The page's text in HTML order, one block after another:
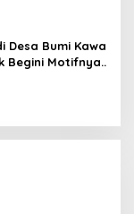
Desa Bumi Kawa
Begini Motifnya..